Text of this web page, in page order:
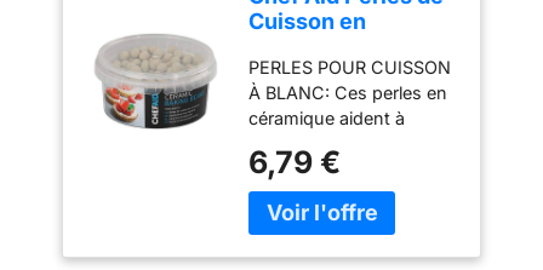
garantir une cuisson
Faciles à utiliser et à
réutiliser : Il suffit de
piquer la pâte, de la
recouvrir de papier
cuisson, puis de verser
les billes avant
d’enfourner. Après
usage, elles se nettoient
Cuisson en
Réutilisables
PERLES POUR CUISSON
À BLANC: Ces perles en
céramique aident à
pendant la cuisson, pour
préparer fonds de tarte,
quiches et pies maison
6,79 €